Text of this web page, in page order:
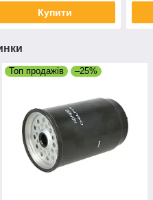
Купити
Топ продажів –25%